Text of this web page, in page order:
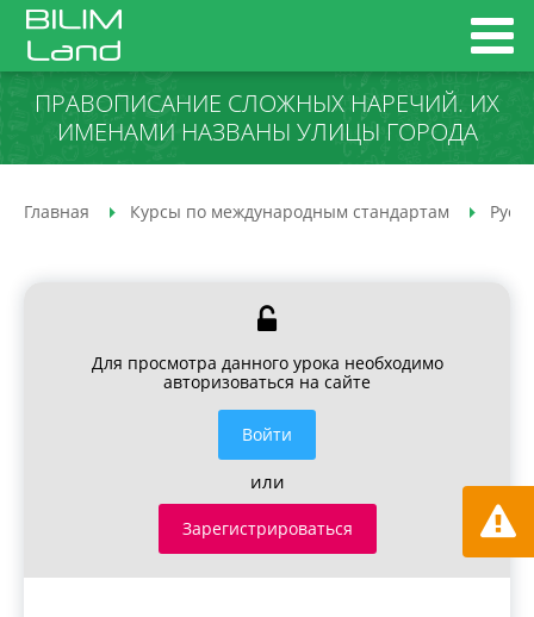
ПРАВОПИСАНИЕ СЛОЖНЫХ НАРЕЧИЙ. ИХ
ИМЕНАМИ НАЗВАНЫ УЛИЦЫ ГОРОДА
Главная Курсы по международным стандартам
Для просмотра данного урока необходимо
авторизоваться на сайте
Войти
или
Зарегистрироваться